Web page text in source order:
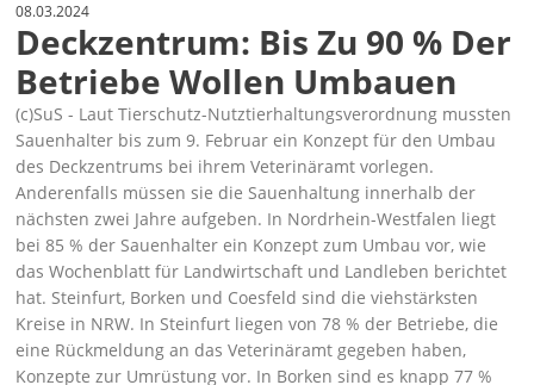
08.03.2024
Deckzentrum: Bis Zu 90 % Der
Betriebe Wollen Umbauen
(c)SuS - Laut Tierschutz-Nutztierhaltungsverordnung mussten
Sauenhalter bis zum 9. Februar ein Konzept für den Umbau
des Deckzentrums bei ihrem Veterinäramt vorlegen.
Anderenfalls müssen sie die Sauenhaltung innerhalb der
nächsten zwei Jahre aufgeben. In Nordrhein-Westfalen liegt
bei 85 % der Sauenhalter ein Konzept zum Umbau vor, wie
das Wochenblatt für Landwirtschaft und Landleben berichtet
hat. Steinfurt, Borken und Coesfeld sind die viehstärksten
Kreise in NRW. In Steinfurt liegen von 78 % der Betriebe, die
eine Rückmeldung an das Veterinäramt gegeben haben,
Konzepte zur Umrüstung vor. In Borken sind es knapp 77 %